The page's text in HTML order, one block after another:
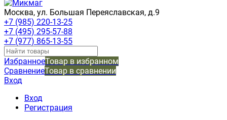
Москва, ул. Большая Переяславская, д.9
+7 (985) 220-13-25
+7 (495) 295-57-88
+7 (977) 865-13-55
ИзбранноеТовар в избранном
СравнениеТовар в сравнении
Вход
Вход
Регистрация